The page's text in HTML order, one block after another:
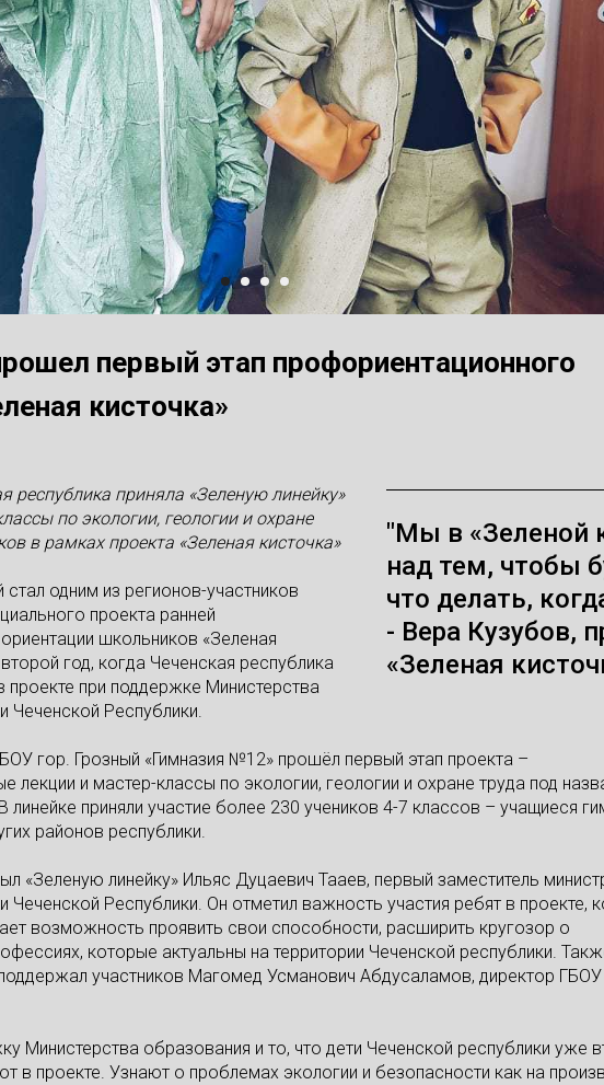
первый этап профориентационного
кисточка»
"Мы в «Зеленой
над тем, чтобы
что делать,
- Вера Кузубов,
«Зеленая
республика приняла «Зеленую линейку»
по экологии, геологии и охране
в рамках проекта «Зеленая кисточка»
стал одним из регионов-участников
проекта ранней
школьников «Зеленая
год, когда Чеченская республика
проекте при поддержке Министерства
Чеченской Республики.
гор. Грозный «Гимназия №12» прошёл первый этап проекта –
лекции и мастер-классы по экологии, геологии и охране труда под
линейке приняли участие более 230 учеников 4-7 классов – учащиеся
районов республики.
«Зеленую линейку» Ильяс Дуцаевич Тааев, первый заместитель
Чеченской Республики. Он отметил важность участия ребят в проекте,
возможность проявить свои способности, расширить кругозор о
которые актуальны на территории Чеченской республики.
участников Магомед Усманович Абдусаламов, директор ГБОУ
Министерства образования и то, что дети Чеченской республики уже
в проекте. Узнают о проблемах экологии и безопасности как на